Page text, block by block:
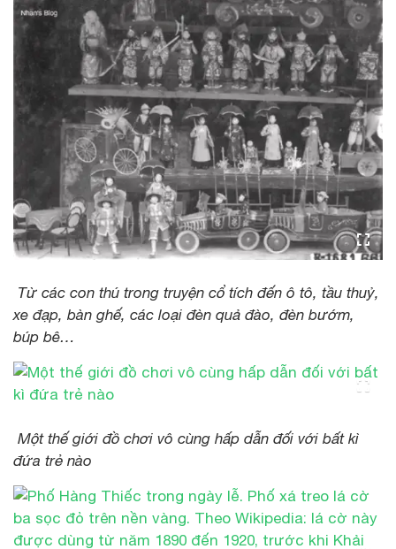
Từ các con thú trong truyện cổ tích đến ô tô, tầu thuỷ,
xe đạp, bàn ghế, các loại đèn quả đào, đèn bướm,
búp bê…
Một thế giới đồ chơi vô cùng hấp dẫn đối với bất kì
đứa trẻ nào